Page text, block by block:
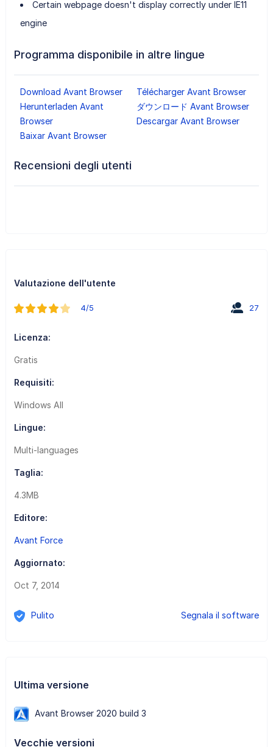
Certain webpage doesn't display correctly under IE11
engine
Programma disponibile in altre lingue
Download Avant Browser
Télécharger Avant Browser
Herunterladen Avant
Browser
ダウンロード Avant Browser
Descargar Avant Browser
Baixar Avant Browser
Recensioni degli utenti
Valutazione dell'utente
4/5 27
Licenza:
Gratis
Requisiti:
Windows All
Lingue:
Multi-languages
Taglia:
4.3MB
Editore:
Avant Force
Aggiornato:
Oct 7, 2014
Pulito Segnala il software
Ultima versione
Avant Browser 2020 build 3
Vecchie versioni